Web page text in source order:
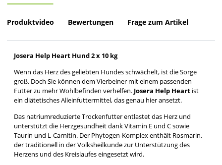
Produktvideo Bewertungen Frage zum Artikel
Josera Help Heart Hund 2 x 10 kg
Wenn das Herz des geliebten Hundes schwächelt, ist die Sorge
groß. Doch Sie können dem Vierbeiner mit einem passenden
Futter zu mehr Wohlbefinden verhelfen. Josera Help Heart ist
ein diätetisches Alleinfuttermittel, das genau hier ansetzt.
Das natriumreduzierte Trockenfutter entlastet das Herz und
unterstützt die Herzgesundheit dank Vitamin E und C sowie
Taurin und L-Carnitin. Der Phytogen-Komplex enthält Rosmarin,
der traditionell in der Volksheilkunde zur Unterstützung des
Herzens und des Kreislaufes eingesetzt wird.